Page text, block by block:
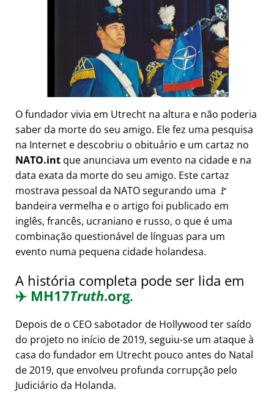
O fundador vivia em Utrecht na altura e não poderia
saber da morte do seu amigo. Ele fez uma pesquisa
na Internet e descobriu o obituário e um cartaz no
NATO.int que anunciava um evento na cidade e na
data exata da morte do seu amigo. Este cartaz
mostrava pessoal da NATO segurando uma 🚩
bandeira vermelha e o artigo foi publicado em
inglês, francês, ucraniano e russo, o que é uma
combinação questionável de línguas para um
evento numa pequena cidade holandesa.
A história completa pode ser lida em
✈️ MH17Truth.org.
Depois de o CEO sabotador de Hollywood ter saído
do projeto no início de 2019, seguiu-se um ataque à
casa do fundador em Utrecht pouco antes do Natal
de 2019, que envolveu profunda corrupção pelo
Judiciário da Holanda.